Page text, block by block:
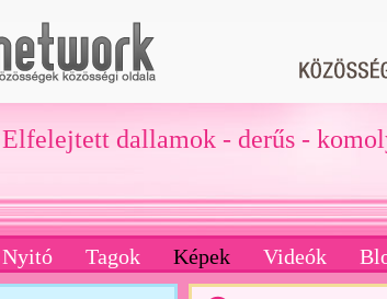
Elfelejtett dallamok - derűs -
Nyitó Tagok Képek Videók